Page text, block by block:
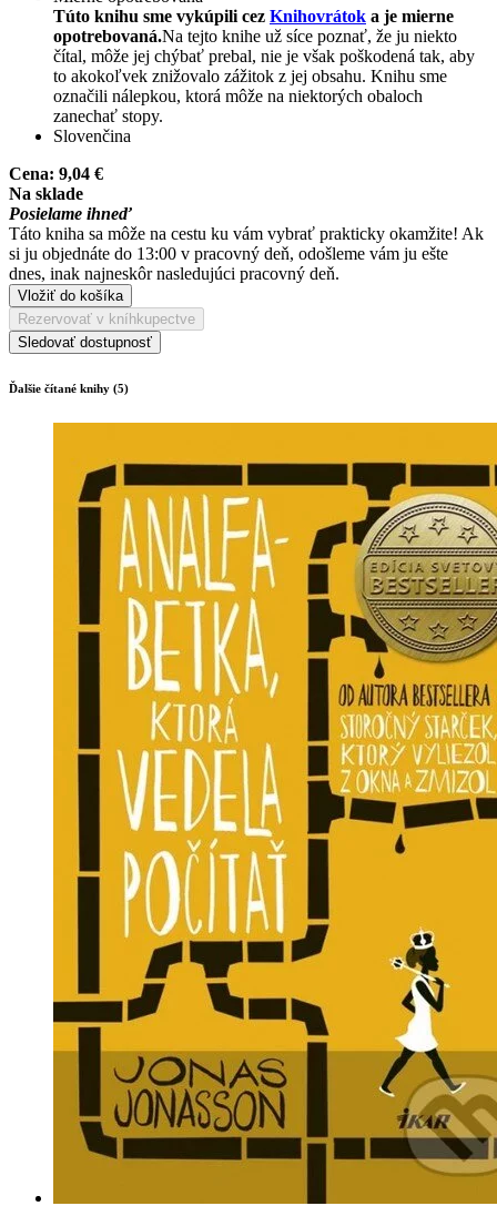
Túto knihu sme vykúpili cez Knihovrátok a je mierne
opotrebovaná.Na tejto knihe už síce poznať, že ju niekto
čítal, môže jej chýbať prebal, nie je však poškodená tak, aby
to akokoľvek znižovalo zážitok z jej obsahu. Knihu sme
označili nálepkou, ktorá môže na niektorých obaloch
zanechať stopy.
Slovenčina
Cena: 9,04 €
Na sklade
Posielame ihneď
Táto kniha sa môže na cestu ku vám vybrať prakticky okamžite! Ak
si ju objednáte do 13:00 v pracovný deň, odošleme vám ju ešte
dnes, inak najneskôr nasledujúci pracovný deň.
Vložiť do košíka
Rezervovať v kníhkupectve
Sledovať dostupnosť
Ďalšie čítané knihy (5)